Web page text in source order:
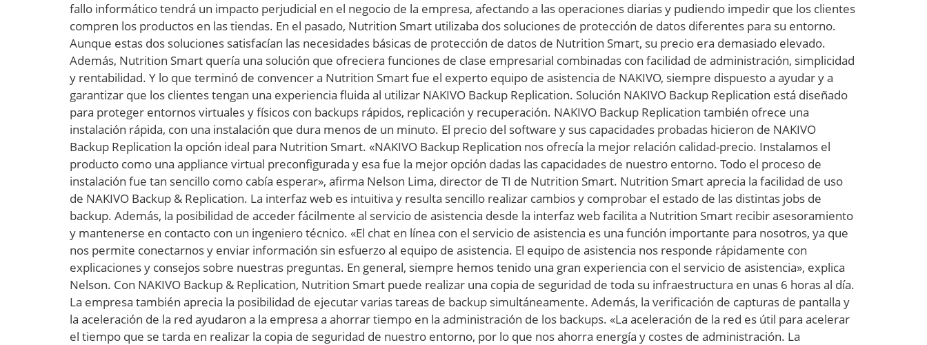
fallo informático tendrá un impacto perjudicial en el negocio de la empresa, afectando a las operaciones diarias y pudiendo impedir que los clientes
compren los productos en las tiendas. En el pasado, Nutrition Smart utilizaba dos soluciones de protección de datos diferentes para su entorno.
Aunque estas dos soluciones satisfacían las necesidades básicas de protección de datos de Nutrition Smart, su precio era demasiado elevado.
Además, Nutrition Smart quería una solución que ofreciera funciones de clase empresarial combinadas con facilidad de administración, simplicidad
y rentabilidad. Y lo que terminó de convencer a Nutrition Smart fue el experto equipo de asistencia de NAKIVO, siempre dispuesto a ayudar y a
garantizar que los clientes tengan una experiencia fluida al utilizar NAKIVO Backup Replication. Solución NAKIVO Backup Replication está diseñado
para proteger entornos virtuales y físicos con backups rápidos, replicación y recuperación. NAKIVO Backup Replication también ofrece una
instalación rápida, con una instalación que dura menos de un minuto. El precio del software y sus capacidades probadas hicieron de NAKIVO
Backup Replication la opción ideal para Nutrition Smart. «NAKIVO Backup Replication nos ofrecía la mejor relación calidad-precio. Instalamos el
producto como una appliance virtual preconfigurada y esa fue la mejor opción dadas las capacidades de nuestro entorno. Todo el proceso de
instalación fue tan sencillo como cabía esperar», afirma Nelson Lima, director de TI de Nutrition Smart. Nutrition Smart aprecia la facilidad de uso
de NAKIVO Backup & Replication. La interfaz web es intuitiva y resulta sencillo realizar cambios y comprobar el estado de las distintas jobs de
backup. Además, la posibilidad de acceder fácilmente al servicio de asistencia desde la interfaz web facilita a Nutrition Smart recibir asesoramiento
y mantenerse en contacto con un ingeniero técnico. «El chat en línea con el servicio de asistencia es una función importante para nosotros, ya que
nos permite conectarnos y enviar información sin esfuerzo al equipo de asistencia. El equipo de asistencia nos responde rápidamente con
explicaciones y consejos sobre nuestras preguntas. En general, siempre hemos tenido una gran experiencia con el servicio de asistencia», explica
Nelson. Con NAKIVO Backup & Replication, Nutrition Smart puede realizar una copia de seguridad de toda su infraestructura en unas 6 horas al día.
La empresa también aprecia la posibilidad de ejecutar varias tareas de backup simultáneamente. Además, la verificación de capturas de pantalla y
la aceleración de la red ayudaron a la empresa a ahorrar tiempo en la administración de los backups. «La aceleración de la red es útil para acelerar
el tiempo que se tarda en realizar la copia de seguridad de nuestro entorno, por lo que nos ahorra energía y costes de administración. La